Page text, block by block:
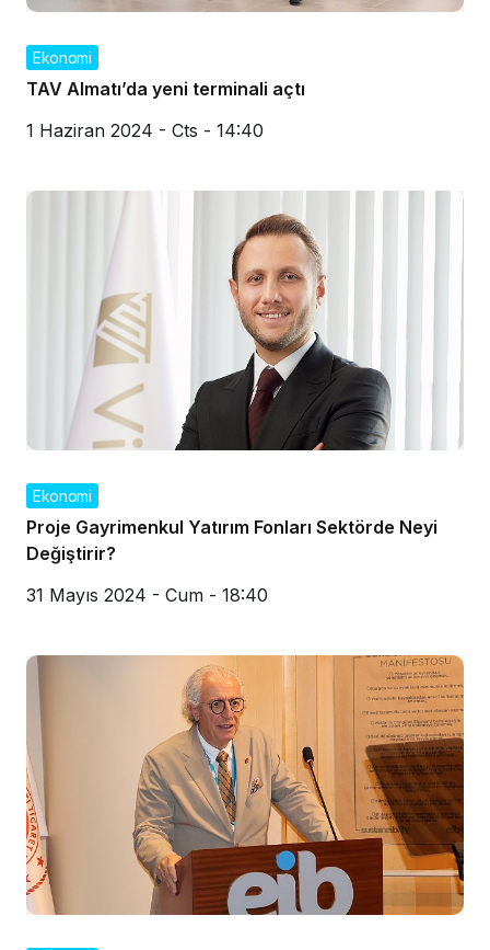
Ekonomi
TAV Almatı’da yeni terminali açtı
1 Haziran 2024 - Cts - 14:40
Ekonomi
Proje Gayrimenkul Yatırım Fonları Sektörde Neyi
Değiştirir?
31 Mayıs 2024 - Cum - 18:40